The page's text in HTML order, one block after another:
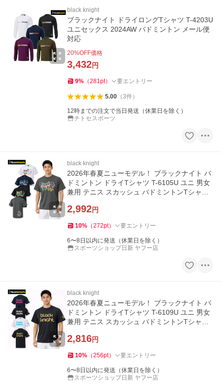
black knight
ブラックナイト ドライロングTシャツ T-4203U
ユニセックス 2024AW バドミントン メール便
対応
20%OFF価格
3,432円
9% （281pt） 要エントリー
5.00（3件）
12時までの注文で当日発送（休業日を除く）
チトセスポーツ
black knight
2026年春夏ニューモデル！ ブラックナイト バ
ドミントン ドライTシャツ T-6105U ユニ 男女
兼用 テニス スカッシュ バドミントンTシャツ
2,992円
10% （272pt） 要エントリー
6〜8日以内に発送（休業日を除く）
スポーツショップ日新 ヤフー店
black knight
2026年春夏ニューモデル！ ブラックナイト バ
ドミントン ドライTシャツ T-6109U ユニ 男女
兼用 テニス スカッシュ バドミントンTシャツ
2,816円
10% （256pt） 要エントリー
6〜8日以内に発送（休業日を除く）
スポーツショップ日新 ヤフー店